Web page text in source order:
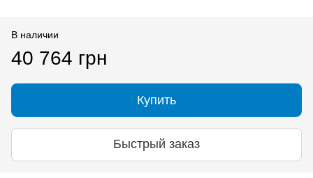
В наличии
40 764 грн
Купить
Быстрый заказ